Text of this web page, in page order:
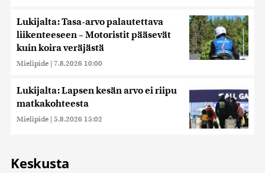
Lukijalta: Tasa-arvo palautettava
liikenteeseen – Motoristit pääsevät
kuin koira veräjästä
Mielipide | 7.8.2026 10:00
Lukijalta: Lapsen kesän arvo ei riipu
matkakohteesta
Mielipide | 5.8.2026 15:02
Keskusta